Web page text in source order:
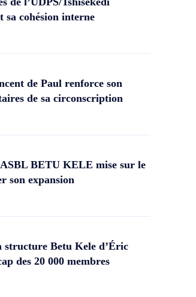
sa cohésion interne
de Paul renforce son
de sa circonscription
BETU KELE mise sur le
son expansion
structure Betu Kele d’Éric
des 20 000 membres